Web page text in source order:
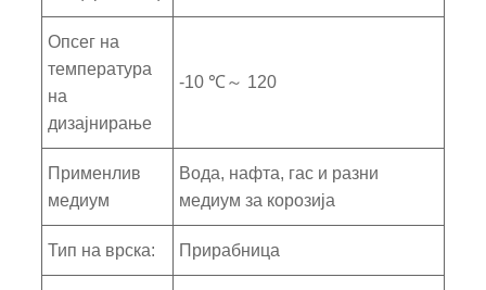
Опсег на
температура
на
дизајнирање
-10 ℃～ 120
Применлив
медиум
Вода, нафта, гас и разни
медиум за корозија
Тип на врска: Прирабница